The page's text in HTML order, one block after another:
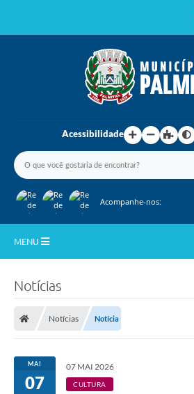
Acessibilidade
Acompanhe-nos:
MENU
Departamentos
Câmara Municipal
Notícias
Notícias Notícia
MAI
07
07 MAI 2026
CULTURA